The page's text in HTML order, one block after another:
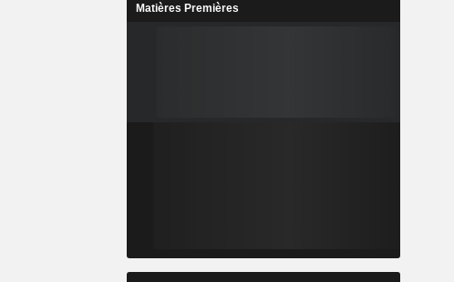
Matières Premières